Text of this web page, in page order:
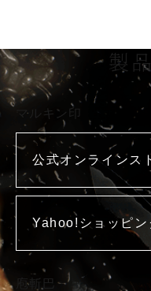
製
マルキン印
公式オンラインス
Yahoo!ショッピン
庖斬巴